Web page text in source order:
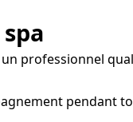
professionnel
pendant